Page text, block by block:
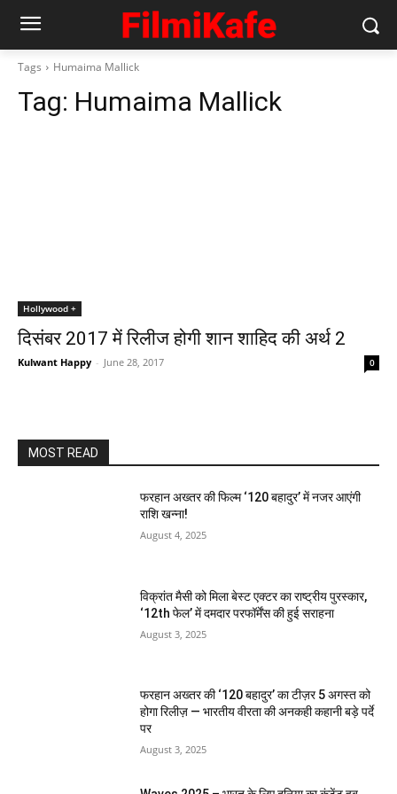
Tags Humaima Mallick
Tag: Humaima Mallick
Hollywood +
दिसंबर 2017 में रिलीज होगी शान शाहिद की अर्थ 2
Kulwant Happy - June 28, 2017 0
MOST READ
फरहान अख्तर की फिल्म ‘120 बहादुर’ में नजर आएंगी
राशि खन्ना!
August 4, 2025
विक्रांत मैसी को मिला बेस्ट एक्टर का राष्ट्रीय पुरस्कार,
‘12th फेल’ में दमदार परफॉर्मेंस की हुई सराहना
August 3, 2025
फरहान अख्तर की ‘120 बहादुर’ का टीज़र 5 अगस्त को
होगा रिलीज़ — भारतीय वीरता की अनकही कहानी बड़े पर्दे
पर
August 3, 2025